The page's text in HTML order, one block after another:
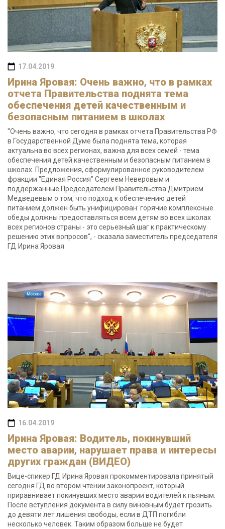
17.04.2019
Ирина Яровая: Очень важно, что в рамках
отчета Правительства поднята тема
обеспечения детей качественным и
безопасным питанием в школах
"Очень важно, что сегодня в рамках отчета Правительства РФ
в Государственной Думе была поднята тема, которая
актуальна во всех регионах, важна для всех семей - тема
обеспечения детей качественным и безопасным питанием в
школах. Предложения, сформулированное руководителем
фракции "Единая Россия" Сергеем Неверовым и
поддержанные Председателем Правительства Дмитрием
Медведевым о том, что подход к обеспечению детей
питанием должен быть унифицирован: горячие комплексные
обеды должны предоставляться всем детям во всех школах
всех регионов страны - это серьезный шаг к практическому
решению этих вопросов", - сказала заместитель председателя
ГД Ирина Яровая
16.04.2019
Ирина Яровая: Водитель, покинувший
место аварии, нарушает права и интересы
других граждан (ВИДЕО)
Вице-спикер ГД Ирина Яровая прокомментировала принятый
сегодня ГД во втором чтении законопроект, который
приравнивает покинувших место аварии водителей к пьяным.
После вступления документа в силу виновным будет грозить
до девяти лет лишения свободы, если в ДТП погибли
несколько человек. Таким образом больше не будет